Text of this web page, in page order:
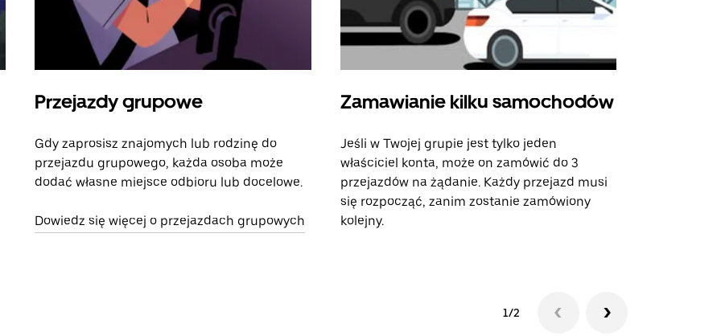
Przejazdy grupowe
Gdy zaprosisz znajomych lub rodzinę do
przejazdu grupowego, każda osoba może
dodać własne miejsce odbioru lub docelowe.
Dowiedz się więcej o przejazdach grupowych
Zamawianie kilku samochodów
Jeśli w Twojej grupie jest tylko jeden
właściciel konta, może on zamówić do 3
przejazdów na żądanie. Każdy przejazd musi
się rozpocząć, zanim zostanie zamówiony
kolejny.
1/2